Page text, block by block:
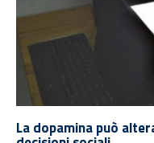
La dopamina può